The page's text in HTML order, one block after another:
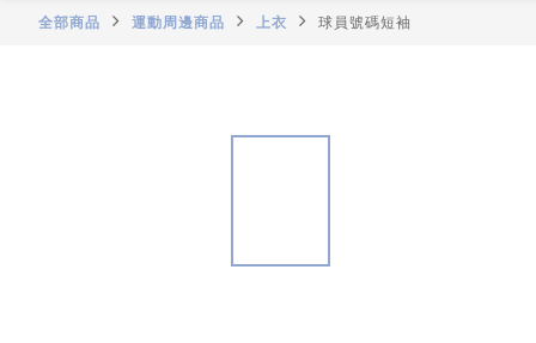
全部商品 運動周邊商品 上衣 球員號碼短袖